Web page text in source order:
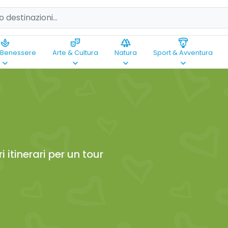
spa
keyboard_arrow_down
theater_comedy
Arte & Cultura
keyboard_arrow_down
forest
Natura
keyboard_arrow_down
paragliding
Sport & Avventura
keyboard_arrow_down
itinerari per un tour